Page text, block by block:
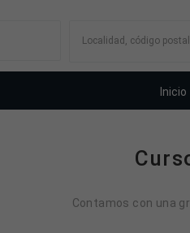
Localidad, código postal
Inicio
Contamos con una